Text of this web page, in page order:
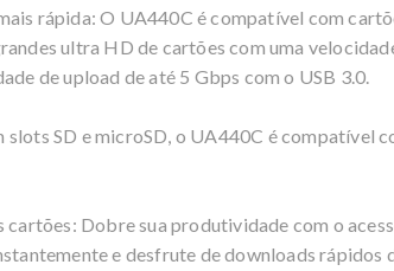
rápida: O UA440C é compatível com
ultra HD de cartões com uma
de upload de até 5 Gbps com o USB 3.0.
SD e microSD, o UA440C é compatível
Dobre sua produtividade com o
e desfrute de downloads